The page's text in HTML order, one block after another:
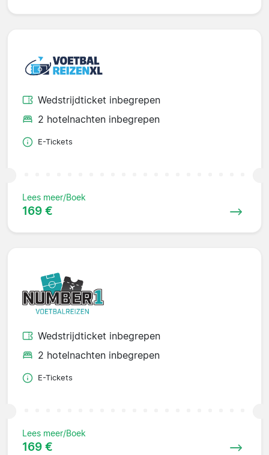
Wedstrijdticket inbegrepen
2 hotelnachten inbegrepen
E-Tickets
Lees meer/Boek
169 €
Wedstrijdticket inbegrepen
2 hotelnachten inbegrepen
E-Tickets
Lees meer/Boek
169 €